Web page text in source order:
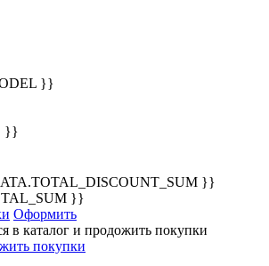
}}
}}
}}
}}
Оформить
в каталог и продожить покупки
покупки